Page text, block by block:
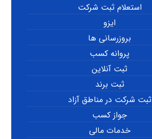
استعلام ثبت شرکت
ایزو
بروزرسانی ها
پروانه کسب
ثبت آنلاین
ثبت برند
ثبت شرکت در مناطق آزاد
جواز کسب
خدمات مالی